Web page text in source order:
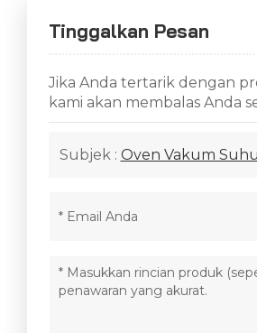
Tinggalkan Pesan
Jika Anda tertarik dengan
kami akan membalas Anda
Subjek : Oven Vakum